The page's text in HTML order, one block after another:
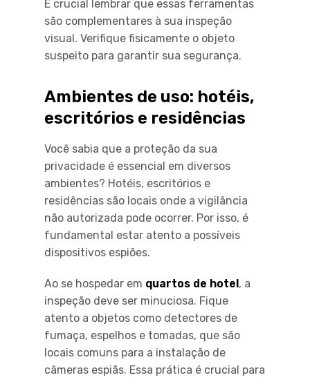
É crucial lembrar que essas ferramentas
são complementares à sua inspeção
visual. Verifique fisicamente o objeto
suspeito para garantir sua segurança.
Ambientes de uso: hotéis,
escritórios e residências
Você sabia que a proteção da sua
privacidade é essencial em diversos
ambientes? Hotéis, escritórios e
residências são locais onde a vigilância
não autorizada pode ocorrer. Por isso, é
fundamental estar atento a possíveis
dispositivos espiões.
Ao se hospedar em quartos de hotel, a
inspeção deve ser minuciosa. Fique
atento a objetos como detectores de
fumaça, espelhos e tomadas, que são
locais comuns para a instalação de
câmeras espiãs. Essa prática é crucial para